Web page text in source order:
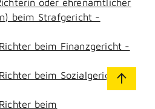
oder ehrenamtlicher
beim Strafgericht -
beim Finanzgericht -
beim Sozialgericht -
beim